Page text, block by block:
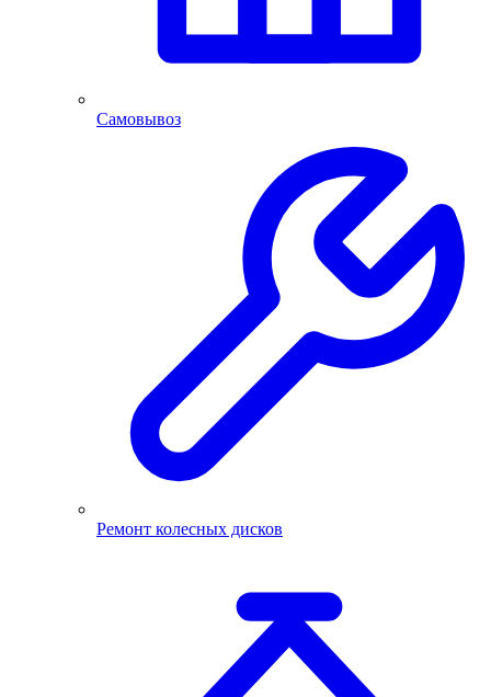
Самовывоз
Ремонт колесных дисков